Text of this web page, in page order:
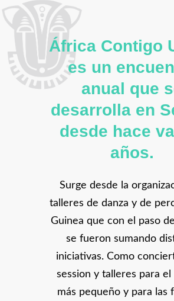
África Contigo
es un
anual que
desarrolla en
desde hace
años.
Surge desde la
talleres de danza y de
Guinea que con el paso
se fueron sumando
iniciativas. Como
session y talleres para
más pequeño y para las